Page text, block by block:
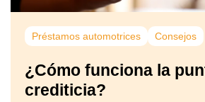
Préstamos automotrices Consejos
¿Cómo funciona la
crediticia?